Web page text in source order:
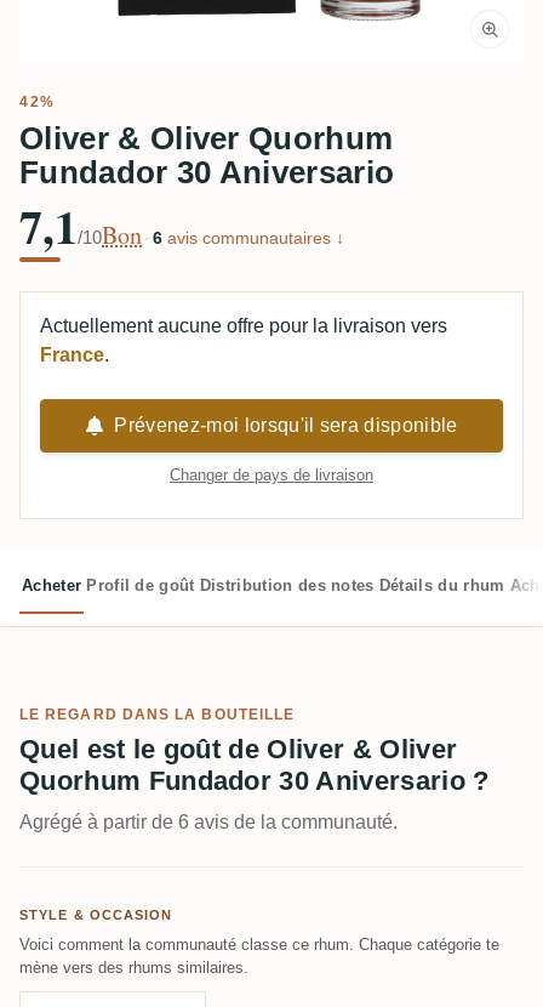
42%
Oliver & Oliver Quorhum
Fundador 30 Aniversario
7,1/10Bon · 6 avis communautaires ↓
Actuellement aucune offre pour la livraison vers
France.
Prévenez-moi lorsqu'il sera disponible
Changer de pays de livraison
Acheter Profil de goût Distribution des notes Détails du rhum
LE REGARD DANS LA BOUTEILLE
Quel est le goût de Oliver & Oliver
Quorhum Fundador 30 Aniversario ?
Agrégé à partir de 6 avis de la communauté.
STYLE & OCCASION
Voici comment la communauté classe ce rhum. Chaque catégorie te
mène vers des rhums similaires.